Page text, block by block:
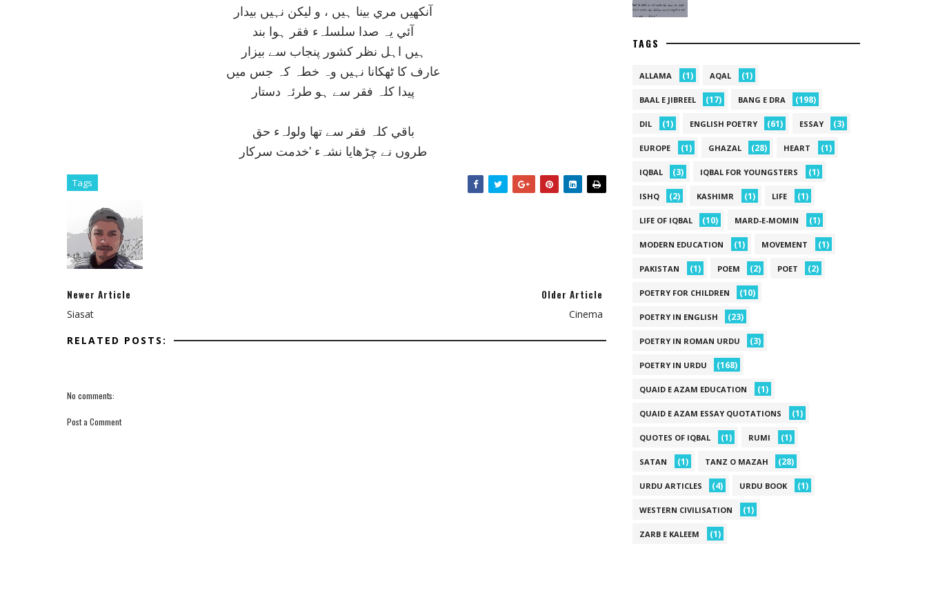
آنکھيں مري بينا ہيں ، و ليکن نہيں بيدار
آئي يہ صدا سلسلہء فقر ہوا بند
ہيں اہل نظر کشور پنجاب سے بيزار
عارف کا ٹھکانا نہيں وہ خطہ کہ جس ميں
پيدا کلہ فقر سے ہو طرئہ دستار
باقي کلہ فقر سے تھا ولولہء حق
طروں نے چڑھايا نشہء 'خدمت سرکار
Tags
Newer Article
Siasat
Older Article
Cinema
RELATED POSTS:
No comments:
Post a Comment
TAGS
ALLAMA (1) AQAL (1)
BAAL E JIBREEL (17) BANG E DRA (198)
DIL (1) ENGLISH POETRY (61) ESSAY (3)
EUROPE (1) GHAZAL (28) HEART (1)
IQBAL (3) IQBAL FOR YOUNGSTERS (1)
ISHQ (2) KASHIMR (1) LIFE (1)
LIFE OF IQBAL (10) MARD-E-MOMIN (1)
MODERN EDUCATION (1) MOVEMENT (1)
PAKISTAN (1) POEM (2) POET (2)
POETRY FOR CHILDREN (10)
POETRY IN ENGLISH (23)
POETRY IN ROMAN URDU (3)
POETRY IN URDU (168)
QUAID E AZAM EDUCATION (1)
QUAID E AZAM ESSAY QUOTATIONS (1)
QUOTES OF IQBAL (1) RUMI (1)
SATAN (1) TANZ O MAZAH (28)
URDU ARTICLES (4) URDU BOOK (1)
WESTERN CIVILISATION (1)
ZARB E KALEEM (1)